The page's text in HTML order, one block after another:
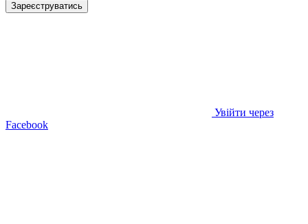
Зареєструватись
Увійти через
Facebook